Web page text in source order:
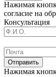
Нажимая
согласие на
Консультация
Отправить
Нажимая